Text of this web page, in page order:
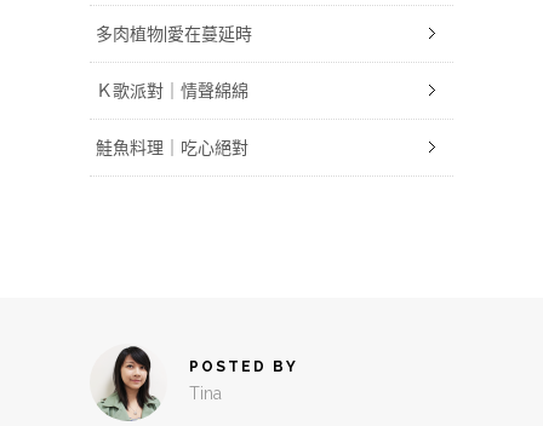
多肉植物|愛在蔓延時
Ｋ歌派對｜情聲綿綿
鮭魚料理｜吃心絕對
POSTED BY
Tina